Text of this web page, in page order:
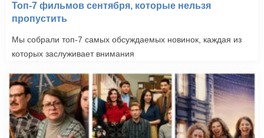
Топ-7 фильмов сентября, которые нельзя
пропустить
Мы собрали топ-7 самых обсуждаемых новинок, каждая из
которых заслуживает внимания